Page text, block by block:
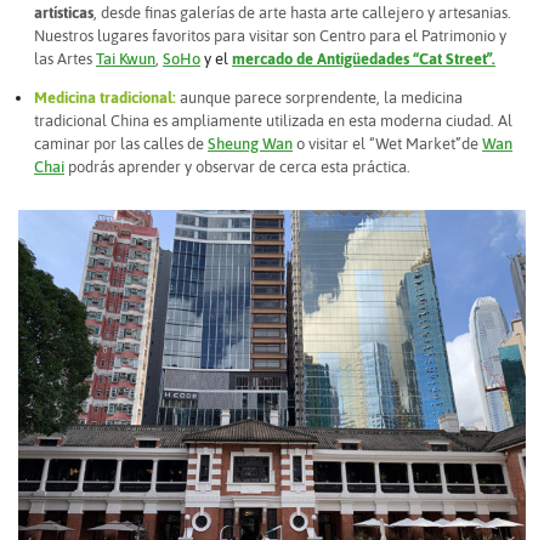
artísticas , desde finas galerías de arte hasta arte callejero y artesanias.
Nuestros lugares favoritos para visitar son Centro para el Patrimonio y
las Artes Tai Kwun SoHo y el mercado de Antigüedades “Cat Street”.
Medicina tradicional: aunque parece sorprendente, la medicina
tradicional China es ampliamente utilizada en esta moderna ciudad. Al
caminar por las calles de Sheung Wan o visitar el “Wet Market”de Wan
Chai podrás aprender y observar de cerca esta práctica.